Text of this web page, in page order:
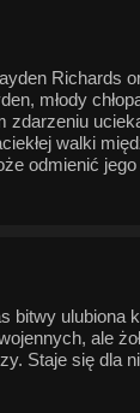
Richards
młody
walki
odmienić jego
bitwy ulubiona
ale
Staje się